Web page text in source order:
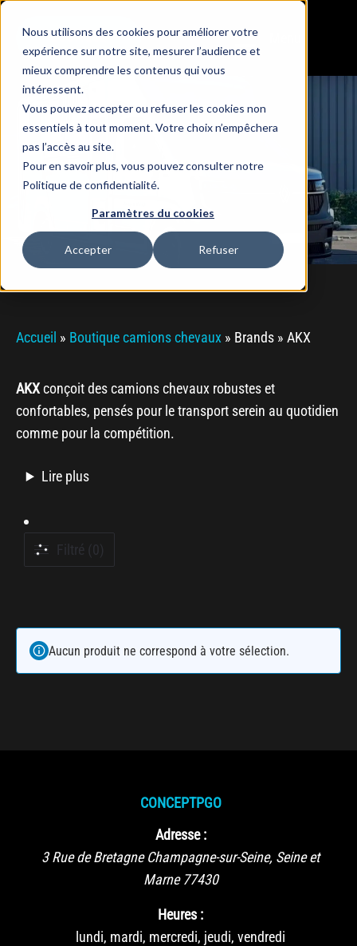
Nous utilisons des cookies pour améliorer votre
expérience sur notre site, mesurer l’audience et
mieux comprendre les contenus qui vous
intéressent.
Vous pouvez accepter ou refuser les cookies non
essentiels à tout moment. Votre choix n’empêchera
pas l’accès au site.
Pour en savoir plus, vous pouvez consulter notre
Politique de confidentialité.
Paramètres du cookies
Accepter Refuser
BOUTIQUE
AKX
Accueil » Boutique camions chevaux » Brands » AKX
AKXconçoit des camions chevaux robustes et
confortables, pensés pour le transport serein au quotidien
comme pour la compétition.
Lire plus
Filtré (0)
Aucun produit ne correspond à votre sélection.
CONCEPTPGO
Adresse :
3 Rue de Bretagne Champagne-sur-Seine, Seine et
Marne 77430
Heures :
lundi, mardi, mercredi, jeudi, vendredi